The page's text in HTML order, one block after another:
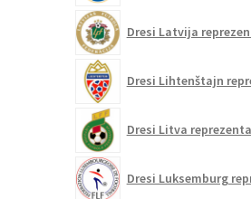
Dresi Latvija
Dresi Lihtenštajn
Dresi Litva
Dresi Luksemburg